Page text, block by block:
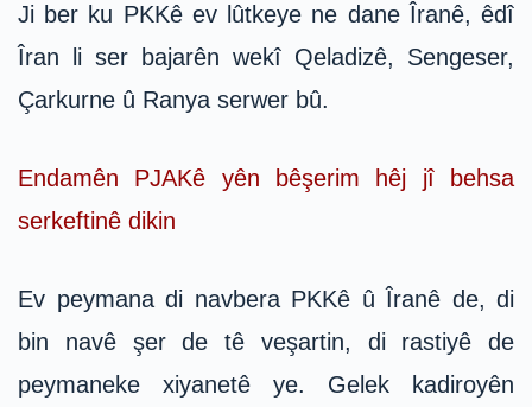
Ji ber ku PKKê ev lûtkeye ne dane Îranê, êdî
Îran li ser bajarên wekî Qeladizê, Sengeser,
Çarkurne û Ranya serwer bû.
Endamên PJAKê yên bêşerim hêj jî behsa
serkeftinê dikin
Ev peymana di navbera PKKê û Îranê de, di
bin navê şer de tê veşartin, di rastiyê de
peymaneke xiyanetê ye. Gelek kadiroyên